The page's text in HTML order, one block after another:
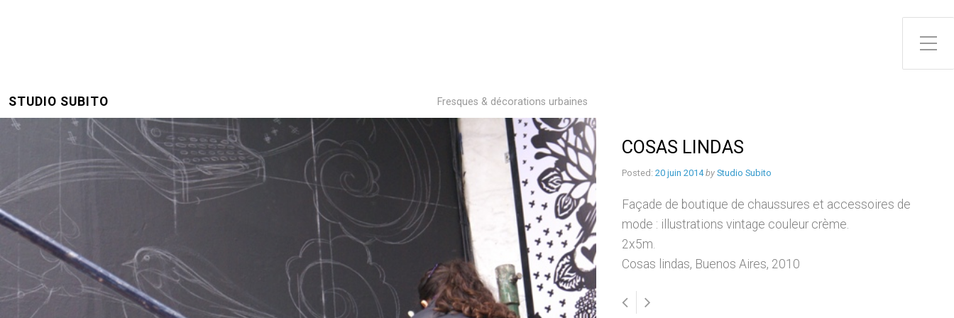
Toggle Side Menu
STUDIO SUBITO Fresques & décorations urbaines
COSAS LINDAS
Posted: 20 juin 2014 by Studio Subito
Façade de boutique de chaussures et accessoires de
mode : illustrations vintage couleur crème.
2x5m.
Cosas lindas, Buenos Aires, 2010